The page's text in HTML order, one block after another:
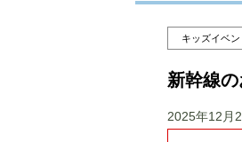
キッズイベン
新幹線の
2025年12月